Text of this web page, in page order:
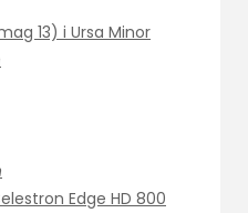
13) i Ursa Minor
Edge HD 800